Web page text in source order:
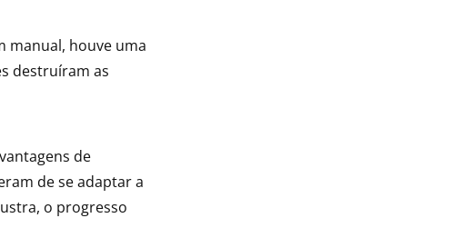
manual, houve uma
destruíram as
de
de se adaptar a
o progresso